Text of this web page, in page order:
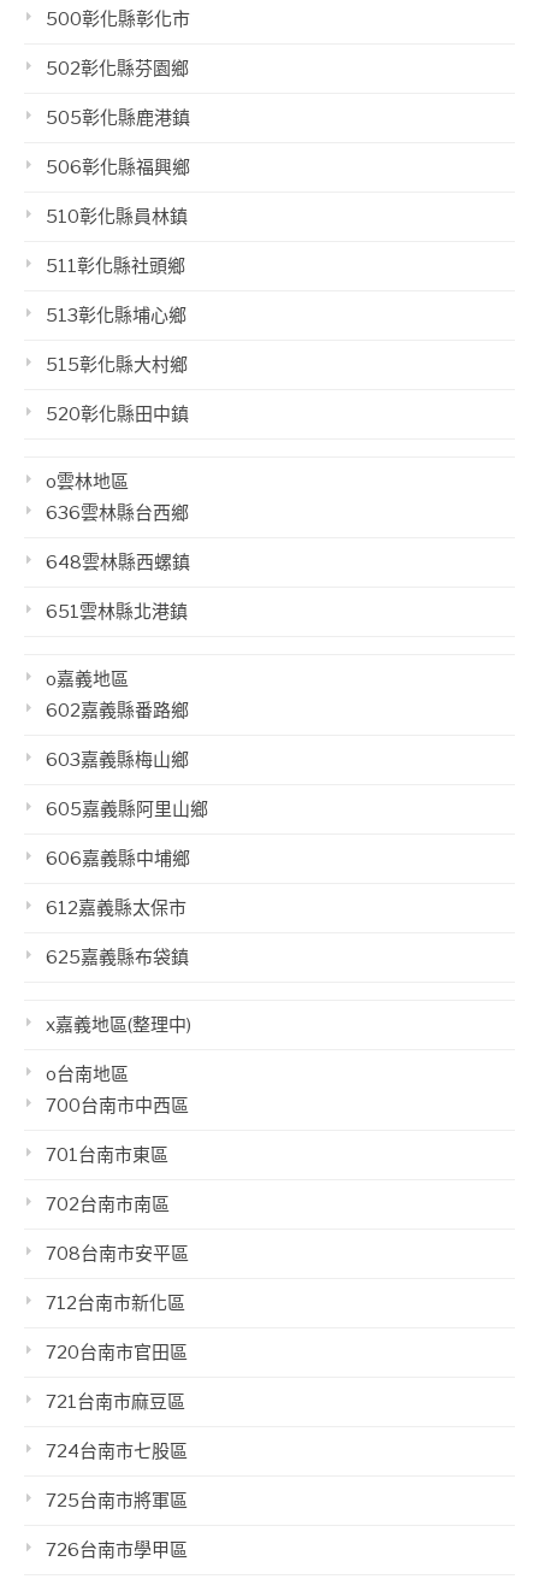
500彰化縣彰化市
502彰化縣芬園鄉
505彰化縣鹿港鎮
506彰化縣福興鄉
510彰化縣員林鎮
511彰化縣社頭鄉
513彰化縣埔心鄉
515彰化縣大村鄉
520彰化縣田中鎮
o雲林地區
636雲林縣台西鄉
648雲林縣西螺鎮
651雲林縣北港鎮
o嘉義地區
602嘉義縣番路鄉
603嘉義縣梅山鄉
605嘉義縣阿里山鄉
606嘉義縣中埔鄉
612嘉義縣太保市
625嘉義縣布袋鎮
x嘉義地區(整理中)
o台南地區
700台南市中西區
701台南市東區
702台南市南區
708台南市安平區
712台南市新化區
720台南市官田區
721台南市麻豆區
724台南市七股區
725台南市將軍區
726台南市學甲區